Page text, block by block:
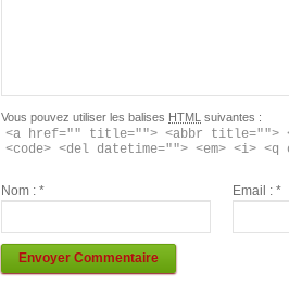
Vous pouvez utiliser les balises HTML suivantes :
<a href="" title=""> <abbr title="">
<code> <del datetime=""> <em> <i>
Nom : * Email :*